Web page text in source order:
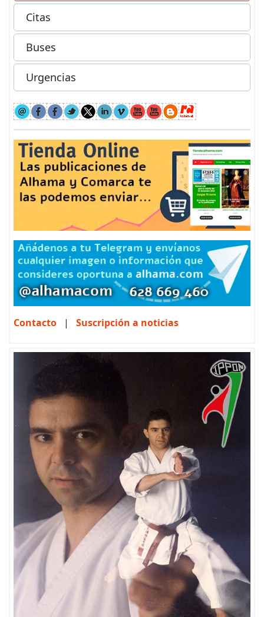
Citas
Buses
Urgencias
Contacto | Suscripción a noticias